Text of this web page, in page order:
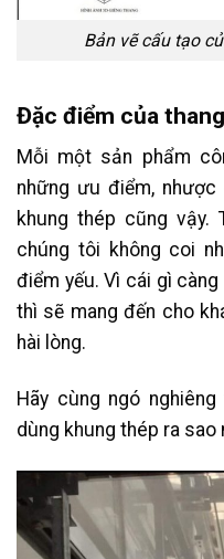
Bản vẽ cấu tạo
Đặc điểm của
Mỗi một sản phẩm
những ưu điểm,
khung thép cũng vậy.
chúng tôi không coi
điểm yếu. Vì cái gì
thì sẽ mang đến cho
hài lòng.
Hãy cùng ngó
dùng khung thép ra sao